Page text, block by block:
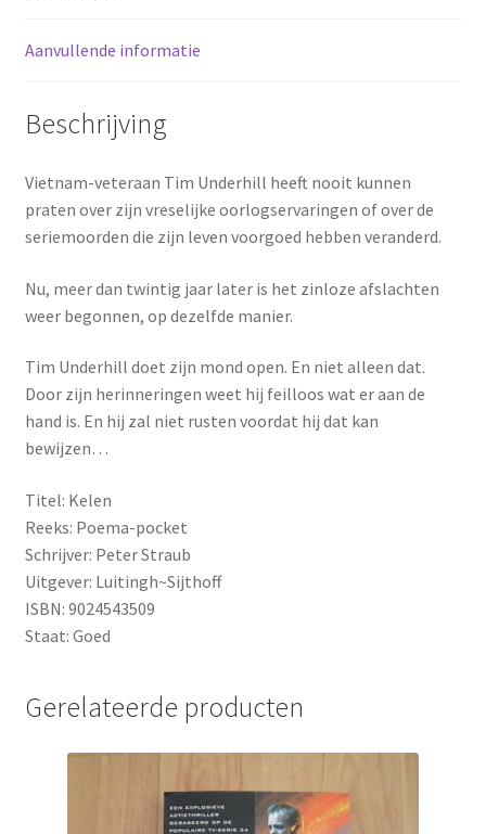
Aanvullende informatie
Beschrijving
Vietnam-veteraan Tim Underhill heeft nooit kunnen
praten over zijn vreselijke oorlogservaringen of over de
seriemoorden die zijn leven voorgoed hebben veranderd.
Nu, meer dan twintig jaar later is het zinloze afslachten
weer begonnen, op dezelfde manier.
Tim Underhill doet zijn mond open. En niet alleen dat.
Door zijn herinneringen weet hij feilloos wat er aan de
hand is. En hij zal niet rusten voordat hij dat kan
bewijzen…
Titel: Kelen
Reeks: Poema-pocket
Schrijver: Peter Straub
Uitgever: Luitingh~Sijthoff
ISBN: 9024543509
Staat: Goed
Gerelateerde producten